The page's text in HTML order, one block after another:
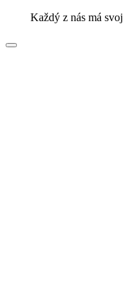
Každý z nás má svoj